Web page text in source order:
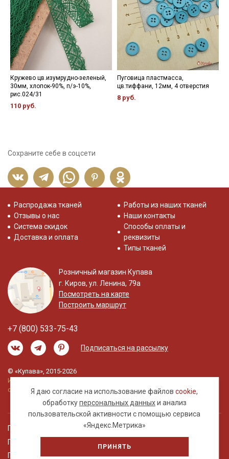
- максимальная температура стирки до 40 С, без отжима,
- противопоказано применение отбеливателей.
Цветопередача (тон) может отличаться от оригинального
цвета ткани в зависимости от настроек вашего монитора и в
зависимости от партии.
Кружево цв.изумрудно-зеленый,
30мм, хлопок-90%, п/э-10%,
рис.024/31
110 руб.
Пуговица пластмасса,
цв.тиффани, 12мм, 4 отверстия
8 руб.
Сохраните себе в соцсети
Я даю согласие на использование файловcookie,
обработкуперсональных данныхи анализ
пользовательской активности с помощью сервиса
«Яндекс.Метрика»
ПРИНЯТЬ
Распродажа тканей
Отзывы о нас
Система скидок
Доставка и оплата
Работы из наших тканей
Наши контакты
Способы оплаты и
реквизиты
Типы тканей
Розничный магазин Купава
г. Киров, ул. Ленина, 79а
Посмотреть на карте
Построить маршрут
+7 (800) 533-75-43
Подписаться на рассылку
© «Купава», 2015-2026
Информация на сайте не является публичной
офертой.
Правовая информация
Политика обработки персональных данных
Пользовательское соглашение